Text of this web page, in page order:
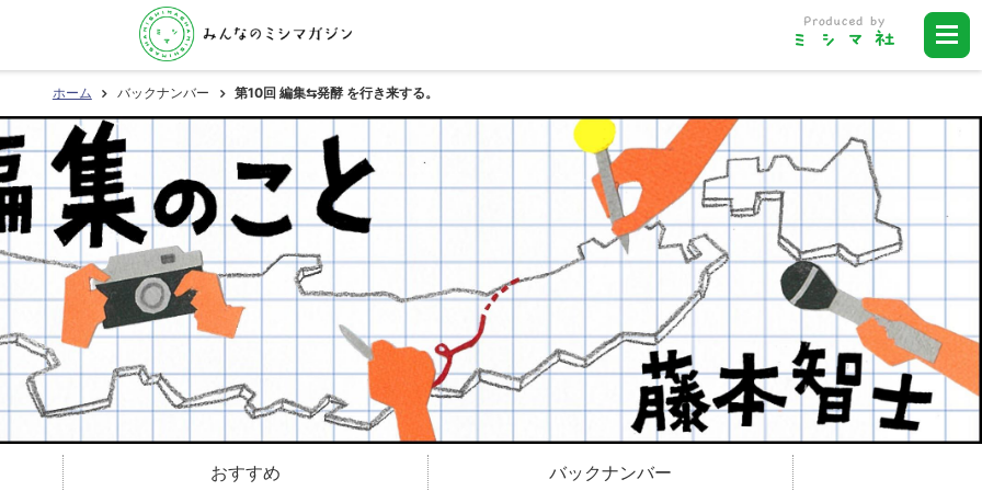
ホーム バックナンバー 第10回 編集⇆発酵 を行き来する。
おすすめ バックナンバー